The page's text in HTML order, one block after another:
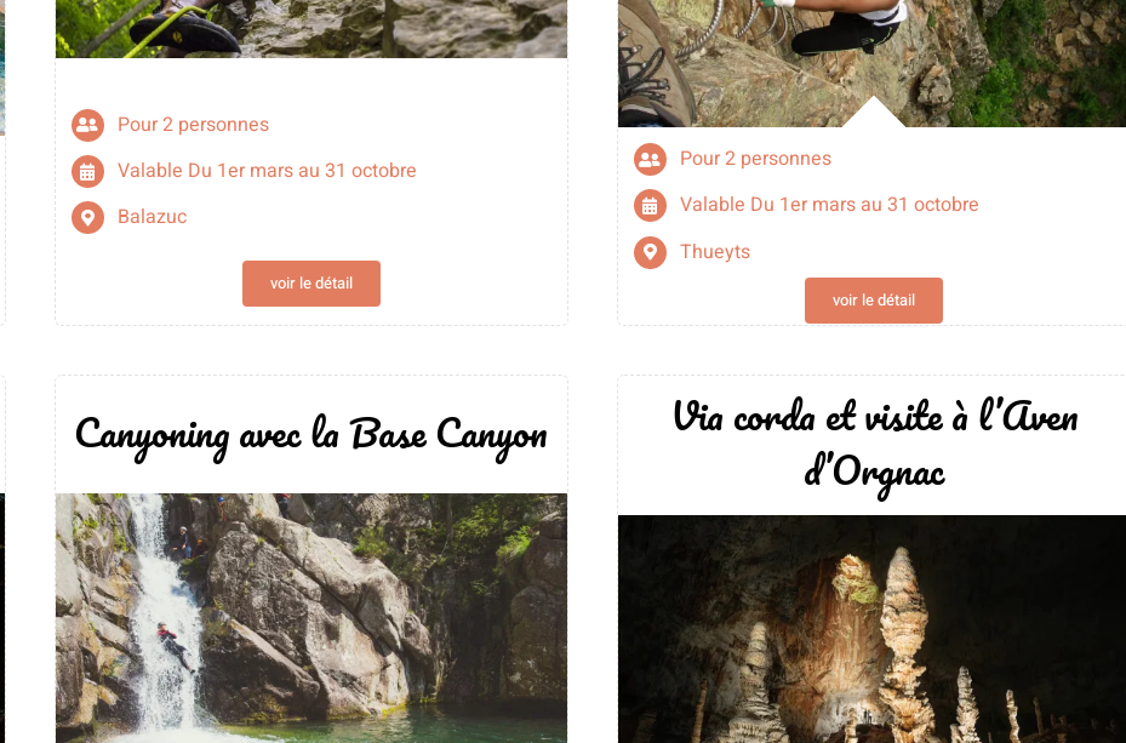
Pour 2 personnes
Valable Du 1er mars au 31 octobre
Balazuc
voir le détail
Pour 2 personnes
Valable Du 1er mars au 31 octobre
Thueyts
voir le détail
Canyoning avec la Base Canyon
Via corda et visite à l’Aven
d’Orgnac